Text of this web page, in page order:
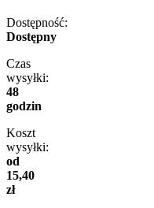
Dostępność:
Dostępny
Czas
wysyłki:
48
godzin
Koszt
wysyłki:
od
15,40
zł